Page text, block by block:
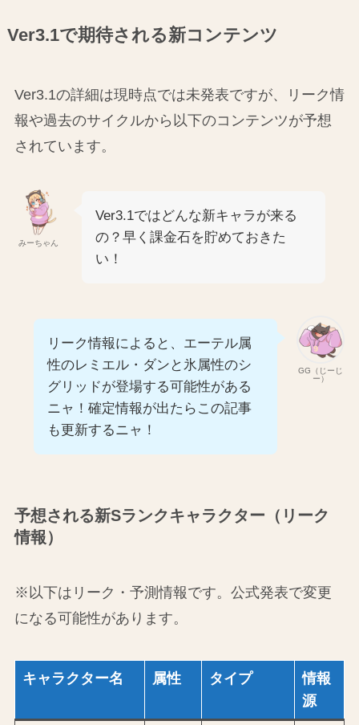
Ver3.1で期待される新コンテンツ
Ver3.1の詳細は現時点では未発表ですが、リーク情
報や過去のサイクルから以下のコンテンツが予想
されています。
みーちゃん
Ver3.1ではどんな新キャラが来る
の？早く課金石を貯めておきた
い！
GG（じーじ
ー）
リーク情報によると、エーテル属
性のレミエル・ダンと氷属性のシ
グリッドが登場する可能性がある
ニャ！確定情報が出たらこの記事
も更新するニャ！
予想される新Sランクキャラクター（リーク
情報）
※以下はリーク・予測情報です。公式発表で変更
になる可能性があります。
キャラクター名 属性 タイプ
情報
源